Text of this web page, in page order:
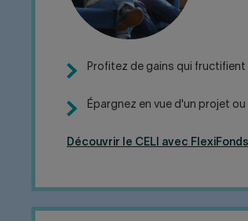
Profitez de gains qui fructifient
Épargnez en vue d'un projet
Découvrir le CELI avec FlexiFonds